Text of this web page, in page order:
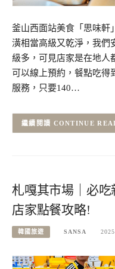
釜山西面站美食「思味軒
潢相當高級又乾淨，我們
級多，可見店家是在地人
可以線上預約，餐點吃得
服務，只要140…
CONTINUE
札嘎其市場｜必
店家點餐攻略!
韓國旅遊 SANSA